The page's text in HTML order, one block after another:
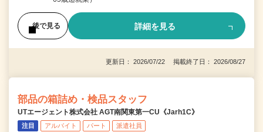
後で見る 詳細を見る
更新日： 2026/07/22 掲載終了日： 2026/08/27
部品の箱詰め・検品スタッフ
UTエージェント株式会社 AGT南関東第一CU《Jarh1C》
注目 アルバイト パート 派遣社員